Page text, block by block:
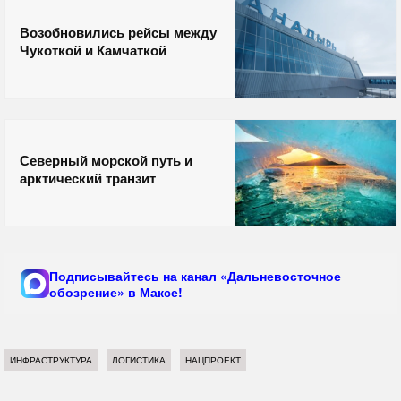
Возобновились рейсы между
Чукоткой и Камчаткой
Северный морской путь и
арктический транзит
Подписывайтесь на канал «Дальневосточное
обозрение» в Максе!
ИНФРАСТРУКТУРА ЛОГИСТИКА НАЦПРОЕКТ